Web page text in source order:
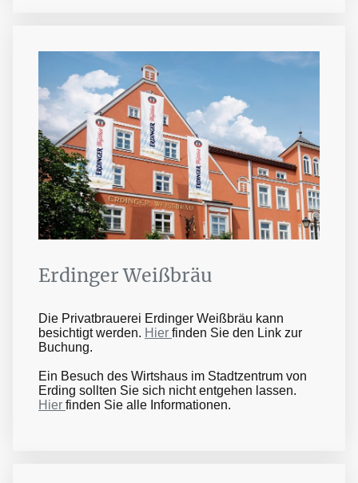
Erdinger Weißbräu
Die Privatbrauerei Erdinger Weißbräu kann
besichtigt werden. Hier finden Sie den Link zur
Buchung.
Ein Besuch des Wirtshaus im Stadtzentrum von
Erding sollten Sie sich nicht entgehen lassen.
Hier finden Sie alle Informationen.